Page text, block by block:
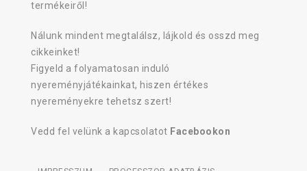
termékeiről!
Nálunk mindent megtalálsz, lájkold és osszd meg
cikkeinket!
Figyeld a folyamatosan induló
nyereményjátékainkat, hiszen értékes
nyereményekre tehetsz szert!
Vedd fel velünk a kapcsolatot Facebookon